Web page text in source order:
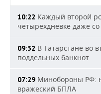
10:22 Каждый второй
четырехдневке даже
09:32 В Татарстане во
поддельных банкнот
07:29 Минобороны РФ:
вражеский БПЛА